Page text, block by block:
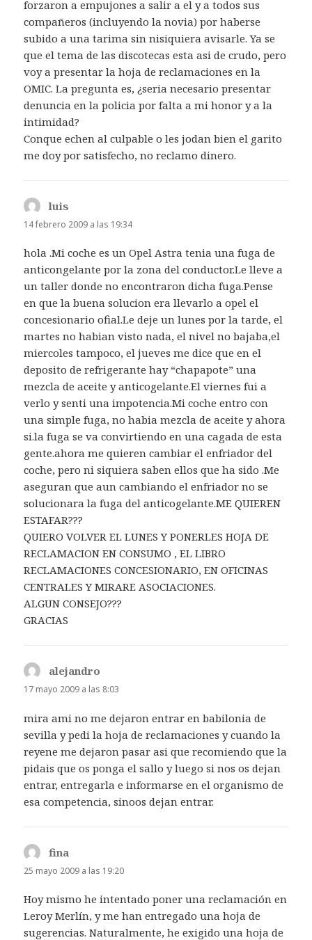
forzaron a empujones a salir a el y a todos sus
compañeros (incluyendo la novia) por haberse
subido a una tarima sin nisiquiera avisarle. Ya se
que el tema de las discotecas esta asi de crudo, pero
voy a presentar la hoja de reclamaciones en la
OMIC. La pregunta es, ¿seria necesario presentar
denuncia en la policia por falta a mi honor y a la
intimidad?
Conque echen al culpable o les jodan bien el garito
me doy por satisfecho, no reclamo dinero.
luis
14 febrero 2009 a las 19:34
hola .Mi coche es un Opel Astra tenia una fuga de
anticongelante por la zona del conductor.Le lleve a
un taller donde no encontraron dicha fuga.Pense
en que la buena solucion era llevarlo a opel el
concesionario ofial.Le deje un lunes por la tarde, el
martes no habian visto nada, el nivel no bajaba,el
miercoles tampoco, el jueves me dice que en el
deposito de refrigerante hay “chapapote” una
mezcla de aceite y anticogelante.El viernes fui a
verlo y senti una impotencia.Mi coche entro con
una simple fuga, no habia mezcla de aceite y ahora
si.la fuga se va convirtiendo en una cagada de esta
gente.ahora me quieren cambiar el enfriador del
coche, pero ni siquiera saben ellos que ha sido .Me
aseguran que aun cambiando el enfriador no se
solucionara la fuga del anticogelante.ME QUIEREN
ESTAFAR???
QUIERO VOLVER EL LUNES Y PONERLES HOJA DE
RECLAMACION EN CONSUMO , EL LIBRO
RECLAMACIONES CONCESIONARIO, EN OFICINAS
CENTRALES Y MIRARE ASOCIACIONES.
ALGUN CONSEJO???
GRACIAS
alejandro
17 mayo 2009 a las 8:03
mira ami no me dejaron entrar en babilonia de
sevilla y pedi la hoja de reclamaciones y cuando la
reyene me dejaron pasar asi que recomiendo que la
pidais que os ponga el sallo y luego si nos os dejan
entrar, entregarla e informarse en el organismo de
esa competencia, sinoos dejan entrar.
fina
25 mayo 2009 a las 19:20
Hoy mismo he intentado poner una reclamación en
Leroy Merlín, y me han entregado una hoja de
sugerencias. Naturalmente, he exigido una hoja de